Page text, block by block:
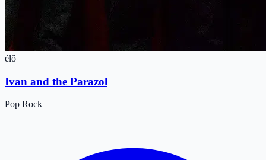
élő
Ivan and the Parazol
Pop Rock